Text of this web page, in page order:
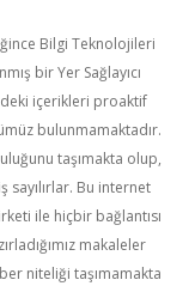
Bilgi Teknolojileri
bir Yer Sağlayıcı
içerikleri proaktif
bulunmamaktadır.
taşımakta olup,
Bu internet
ile hiçbir bağlantısı
makaleler
niteliği taşımamakta